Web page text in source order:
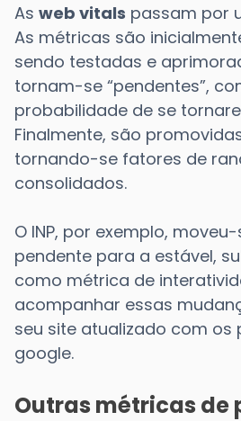
As web vitals passam por
As métricas são
sendo testadas e
tornam-se “pendentes”,
probabilidade de se
Finalmente, são
tornando-se fatores de
consolidados.
O INP, por exemplo,
pendente para a estável,
como métrica de
acompanhar essas
seu site atualizado com os
google.
Outras métricas de